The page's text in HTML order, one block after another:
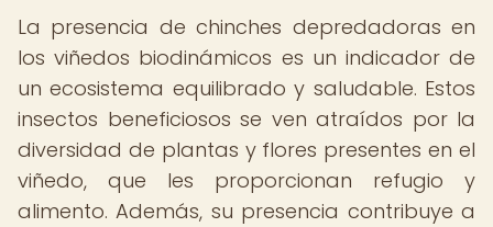
La presencia de chinches depredadoras en
los viñedos biodinámicos es un indicador de
un ecosistema equilibrado y saludable. Estos
insectos beneficiosos se ven atraídos por la
diversidad de plantas y flores presentes en el
viñedo, que les proporcionan refugio y
alimento. Además, su presencia contribuye a